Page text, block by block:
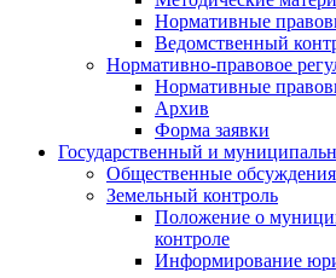
Нормативные
Ведомственный
Нормативно-правовое
Нормативные
Архив
Форма заявки
Государственный и
Общественные обсуждения
Земельный контроль
Положение о
контроле
Информирование